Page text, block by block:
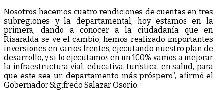
Nosotros hacemos cuatro rendiciones de cuentas en tres
subregiones y la departamental, hoy estamos en la
primera, dando a conocer a la ciudadanía que en
Risaralda se ve el cambio, hemos realizado importantes
inversiones en varios frentes, ejecutando nuestro plan de
desarrollo, y si lo ejecutamos en un 100% vamos a mejorar
la infraestructura vial, educativa, turística, en salud, para
que este sea un departamento más próspero”, afirmó el
Gobernador Sigifredo Salazar Osorio.